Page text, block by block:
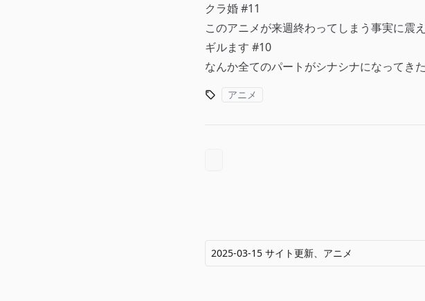
クラ婚 #11
このアニメが来週終わってしまう事実に震
ギルます #10
なんか全てのパートがシナシナになってき
アニメ
2025-03-15 サイト更新、アニメ